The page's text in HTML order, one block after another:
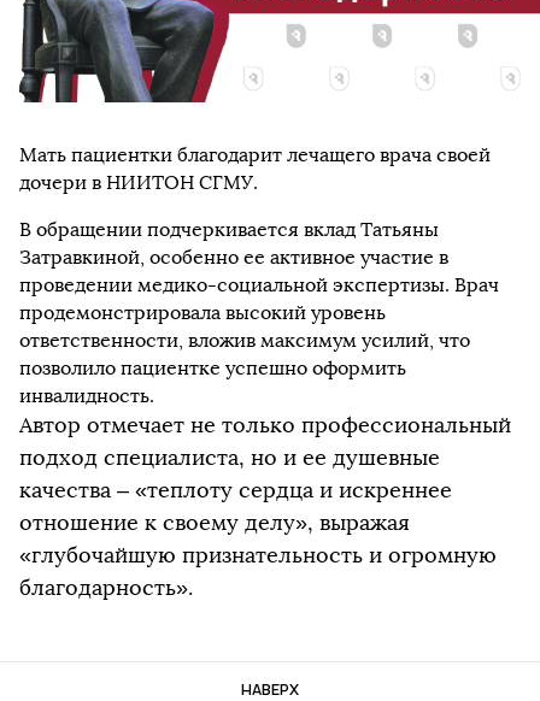
Мать пациентки благодарит лечащего врача своей
дочери в НИИТОН СГМУ.
В обращении подчеркивается вклад Татьяны
Затравкиной, особенно ее активное участие в
проведении медико-социальной экспертизы. Врач
продемонстрировала высокий уровень
ответственности, вложив максимум усилий, что
позволило пациентке успешно оформить
инвалидность.
Автор отмечает не только профессиональный
подход специалиста, но и ее душевные
качества – «теплоту сердца и искреннее
отношение к своему делу», выражая
«глубочайшую признательность и огромную
благодарность».
НАВЕРХ